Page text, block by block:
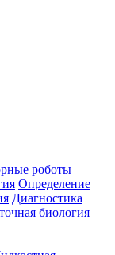
роботы
Определение
Диагностика
биология